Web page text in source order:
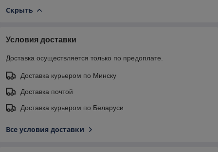
Скрыть
Условия доставки
Доставка осуществляется только по предоплате.
Доставка курьером по Минску
Доставка почтой
Доставка курьером по Беларуси
Все условия доставки